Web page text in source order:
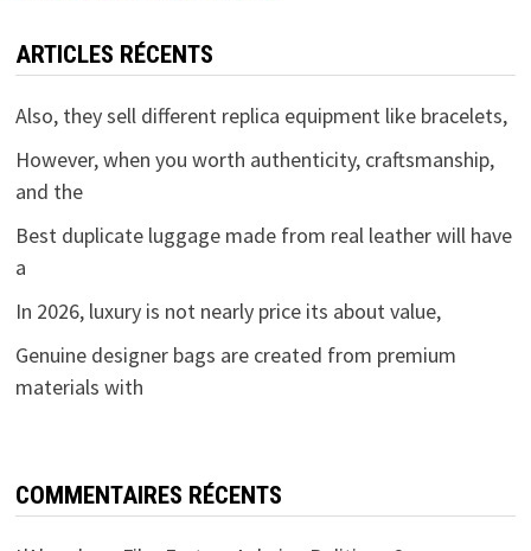
ARTICLES RÉCENTS
Also, they sell different replica equipment like bracelets,
However, when you worth authenticity, craftsmanship,
and the
Best duplicate luggage made from real leather will have
a
In 2026, luxury is not nearly price its about value,
Genuine designer bags are created from premium
materials with
COMMENTAIRES RÉCENTS